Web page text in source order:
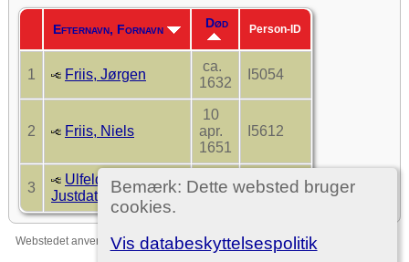
Bemærk: Dette websted bruger
cookies.
Vis databeskyttelsespolitik
Efternavn, Fornavn Død Person-ID
1 Friis, Jørgen
ca.
1632
I5054
2 Friis, Niels
10
apr.
1651
I5612
3
Ulfeldt, Anne
Justdatter
eft.
1585
I3898
Webstedet anvenderThe Next Generation of Genealogy Sitebuilding
forfattet af Darrin Lythgoe © 2001-2026.